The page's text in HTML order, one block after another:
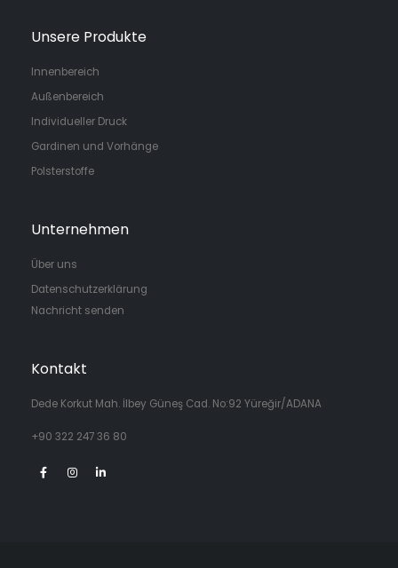
Unsere Produkte
Innenbereich
Außenbereich
Individueller Druck
Gardinen und Vorhänge
Polsterstoffe
Unternehmen
Über uns
Datenschutzerklärung
Nachricht senden
Kontakt
Dede Korkut Mah. İlbey Güneş Cad. No:92 Yüreğir/ADANA
+90 322 247 36 80